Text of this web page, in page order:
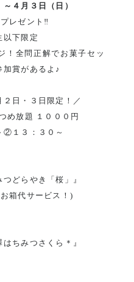
４月３日（日）
レゼント‼
下限定
！全問正解でお菓子セッ
加賞があるよ♪
日・３日限定！／
め放題 １０００円
②１３：３０～
どらやき「桜」』
箱代サービス！)
ちみつさくら＊』